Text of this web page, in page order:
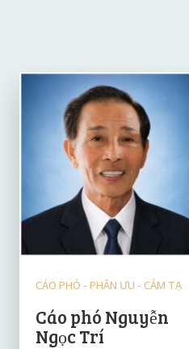
CÁO PHÓ - PHÂN ƯU - CẢM TẠ
Cáo phó Nguyễn
Ngọc Trí